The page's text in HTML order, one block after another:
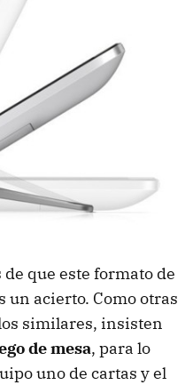
que este formato de
un acierto. Como otras
similares, insisten
de mesa, para lo
uno de cartas y el